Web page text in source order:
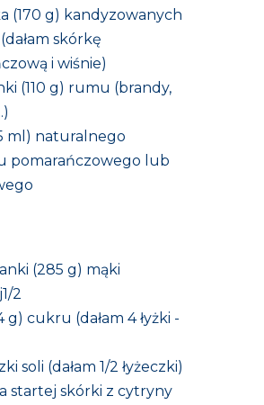
(170 g) kandyzowanych
skórkę
i wiśnie)
(110 g) rumu (brandy,
ml) naturalnego
pomarańczowego lub
(285 g) mąki
2
g) cukru (dałam 4 łyżki -
soli (dałam 1/2 łyżeczki)
startej skórki z cytryny